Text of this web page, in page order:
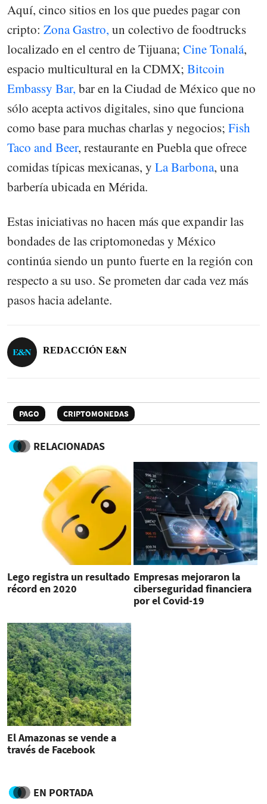
Aquí, cinco sitios en los que puedes pagar con
cripto: Zona Gastro, un colectivo de foodtrucks
localizado en el centro de Tijuana; Cine Tonalá,
espacio multicultural en la CDMX; Bitcoin
Embassy Bar, bar en la Ciudad de México que no
sólo acepta activos digitales, sino que funciona
como base para muchas charlas y negocios; Fish
Taco and Beer, restaurante en Puebla que ofrece
comidas típicas mexicanas, y La Barbona, una
barbería ubicada en Mérida.
Estas iniciativas no hacen más que expandir las
bondades de las criptomonedas y México
continúa siendo un punto fuerte en la región con
respecto a su uso. Se prometen dar cada vez más
pasos hacia adelante.
REDACCIÓN E&N
PAGO CRIPTOMONEDAS
RELACIONADAS
Lego registra un resultado
récord en 2020
Empresas mejoraron la
ciberseguridad financiera
por el Covid-19
El Amazonas se vende a
través de Facebook
EN PORTADA